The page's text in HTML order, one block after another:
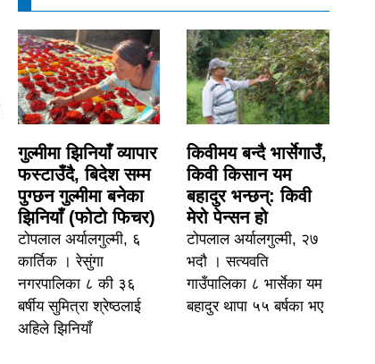
गुल्मीमा झिनियाँ व्यापार
फस्टाउँदै, बिदेश सम्म
पुग्छन गुल्मीमा बनेका
झिनियाँ (फोटो फिचर)
टोपलाल अर्यालगुल्मी, ६
कार्तिक । रेसुंगा
नगरपालिका ८ की ३६
बर्षीय सुमित्रा श्रेष्ठलाई
अहिले झिनियाँ
किवीमय बन्दै भार्सेगाउँ,
किवी किसान यम
बहादुर भन्छन्: किवी
मेरो पेन्सन हो
टोपलाल अर्यालगुल्मी, २७
भदौ । सत्यवति
गाउँपालिका ८ भार्सेका यम
बहादुर थापा ५५ बर्षका भए